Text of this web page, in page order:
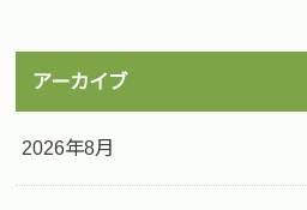
アーカイブ
2026年8月